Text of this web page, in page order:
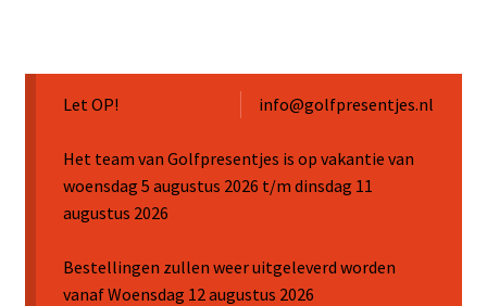
info@golfpresentjes.nl
Let OP!
Het team van Golfpresentjes is op vakantie van
woensdag 5 augustus 2026 t/m dinsdag 11
augustus 2026
Bestellingen zullen weer uitgeleverd worden
vanaf Woensdag 12 augustus 2026